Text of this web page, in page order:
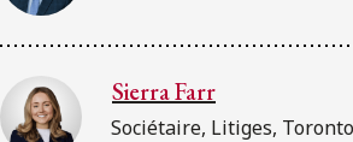
Sierra Farr
Sociétaire, Litiges, Toronto